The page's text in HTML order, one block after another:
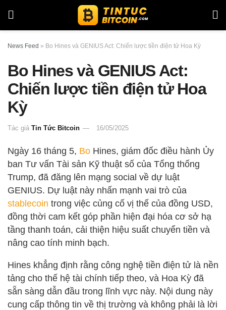
News Feed » Bo Hines và GENIUS Act: Chiến lược tiền điện tử Hoa Kỳ
Bo Hines và GENIUS Act:
Chiến lược tiền điện tử Hoa
Kỳ
Tác giả Tin Tức Bitcoin 16/05/2025
Ngày 16 tháng 5, Bo Hines, giám đốc điều hành Ủy
ban Tư vấn Tài sản Kỹ thuật số của Tổng thống
Trump, đã đăng lên mạng social về dự luật
GENIUS. Dự luật này nhấn mạnh vai trò của
stablecoin trong việc củng cố vị thế của đồng USD,
đồng thời cam kết góp phần hiện đại hóa cơ sở hạ
tầng thanh toán, cải thiện hiệu suất chuyển tiền và
nâng cao tính minh bạch.
Hines khẳng định rằng công nghệ tiền điện tử là nền
tảng cho thế hệ tài chính tiếp theo, và Hoa Kỳ đã
sẵn sàng dẫn đầu trong lĩnh vực này. Nội dung này
cung cấp thông tin về thị trường và không phải là lời